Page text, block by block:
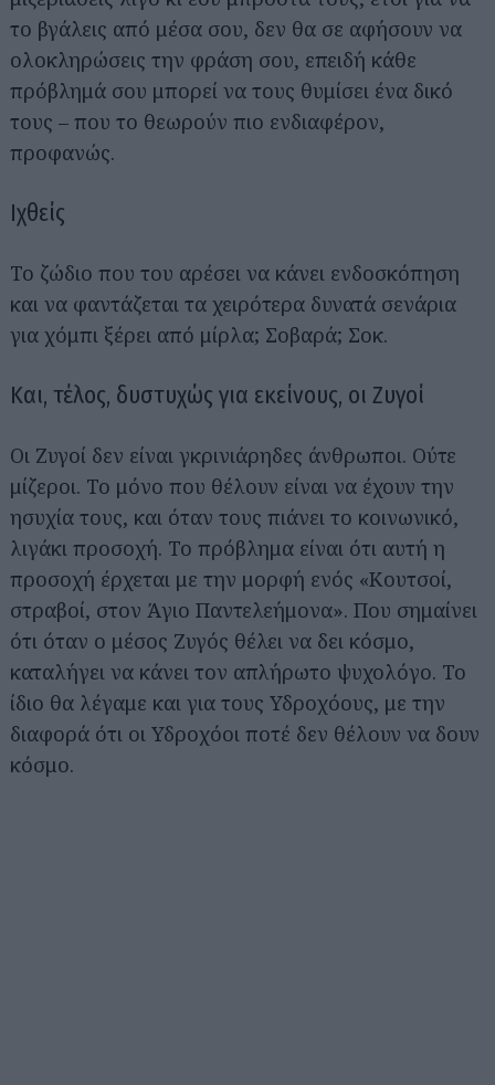
το βγάλεις από μέσα σου, δεν θα σε αφήσουν να
ολοκληρώσεις την φράση σου, επειδή κάθε
πρόβλημά σου μπορεί να τους θυμίσει ένα δικό
τους – που το θεωρούν πιο ενδιαφέρον,
προφανώς.
Ιχθείς
Το ζώδιο που του αρέσει να κάνει ενδοσκόπηση
και να φαντάζεται τα χειρότερα δυνατά σενάρια
για χόμπι ξέρει από μίρλα; Σοβαρά; Σοκ.
Και, τέλος, δυστυχώς για εκείνους, οι Ζυγοί
Οι Ζυγοί δεν είναι γκρινιάρηδες άνθρωποι. Ούτε
μίζεροι. Το μόνο που θέλουν είναι να έχουν την
ησυχία τους, και όταν τους πιάνει το κοινωνικό,
λιγάκι προσοχή. Το πρόβλημα είναι ότι αυτή η
προσοχή έρχεται με την μορφή ενός «Κουτσοί,
στραβοί, στον Άγιο Παντελεήμονα». Που σημαίνει
ότι όταν ο μέσος Ζυγός θέλει να δει κόσμο,
καταλήγει να κάνει τον απλήρωτο ψυχολόγο. Το
ίδιο θα λέγαμε και για τους Υδροχόους, με την
διαφορά ότι οι Υδροχόοι ποτέ δεν θέλουν να δουν
κόσμο.